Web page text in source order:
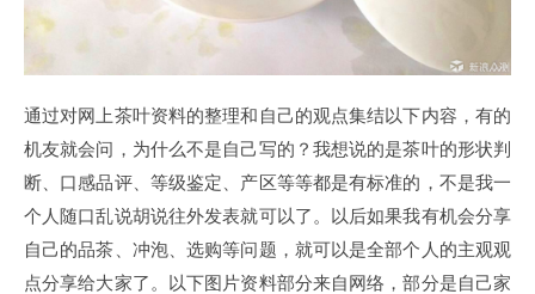
通过对网上茶叶资料的整理和自己的观点集结以下内容，有的
机友就会问，为什么不是自己写的？我想说的是茶叶的形状判
断、口感品评、等级鉴定、产区等等都是有标准的，不是我一
个人随口乱说胡说往外发表就可以了。以后如果我有机会分享
自己的品茶、冲泡、选购等问题，就可以是全部个人的主观观
点分享给大家了。以下图片资料部分来自网络，部分是自己家